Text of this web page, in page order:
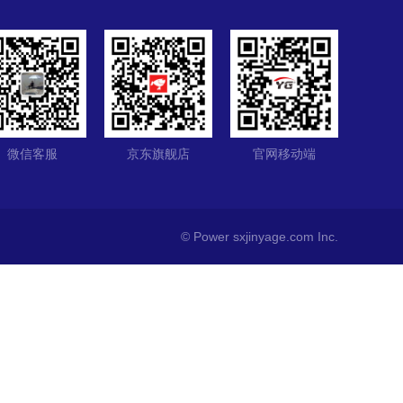
官网移动端
京东旗舰店
微信客服
© Power sxjinyage.com Inc.